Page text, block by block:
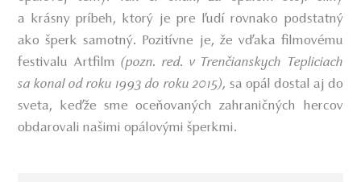
a krásny príbeh, ktorý je pre ľudí rovnako podstatný
ako šperk samotný. Pozitívne je, že vďaka filmovému
festivalu Artfilm (pozn. red. v Trenčianskych Tepliciach
sa konal od roku 1993 do roku 2015), sa opál dostal aj do
sveta, keďže sme oceňovaných zahraničných hercov
obdarovali našimi opálovými šperkmi.